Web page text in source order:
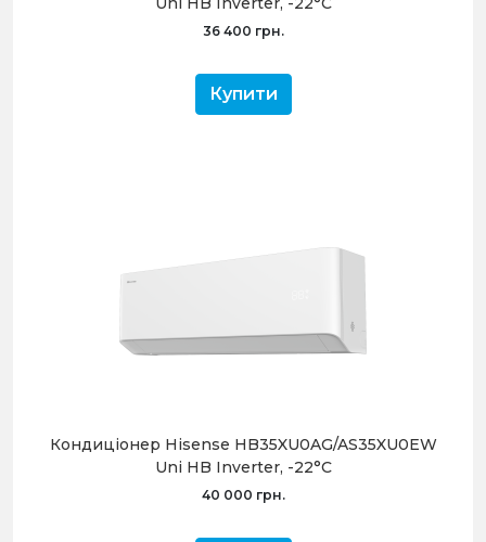
36 400 грн.
Купити
Кондиціонер Hisense HB35XU0AG/AS35XU0EW
Uni HB Inverter, -22°С
40 000 грн.